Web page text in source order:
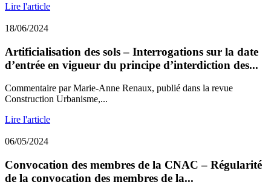
Lire l'article
18/06/2024
Artificialisation des sols – Interrogations sur la date
d’entrée en vigueur du principe d’interdiction des...
Commentaire par Marie-Anne Renaux, publié dans la revue
Construction Urbanisme,...
Lire l'article
06/05/2024
Convocation des membres de la CNAC – Régularité
de la convocation des membres de la...